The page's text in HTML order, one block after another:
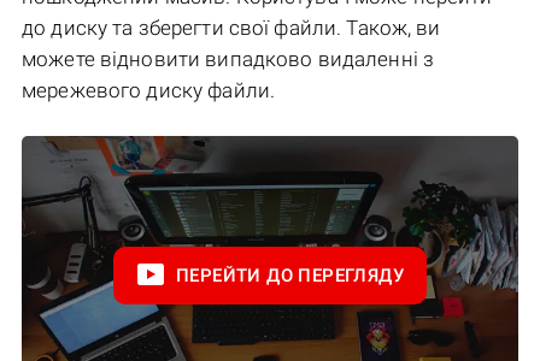
до диску та зберегти свої файли. Також, ви
можете відновити випадково видаленні з
мережевого диску файли.
ПЕРЕЙТИ ДО ПЕРЕГЛЯДУ